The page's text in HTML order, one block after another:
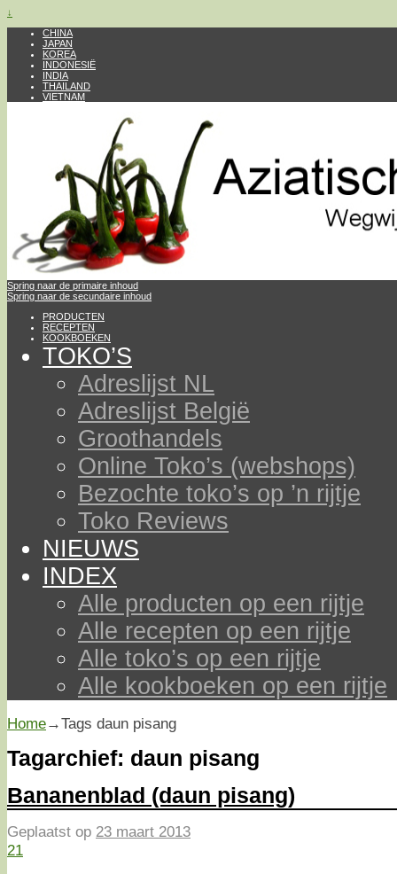
↓
CHINA
JAPAN
KOREA
INDONESIË
INDIA
THAILAND
VIETNAM
Spring naar de primaire inhoud
Spring naar de secundaire inhoud
PRODUCTEN
RECEPTEN
KOOKBOEKEN
TOKO’S
Adreslijst NL
Adreslijst België
Groothandels
Online Toko’s (webshops)
Bezochte toko’s op ’n rijtje
Toko Reviews
NIEUWS
INDEX
Alle producten op een rijtje
Alle recepten op een rijtje
Alle toko’s op een rijtje
Alle kookboeken op een rijtje
Home→Tags daun pisang
Tagarchief: daun pisang
Bananenblad (daun pisang)
Geplaatst op 23 maart 2013
21